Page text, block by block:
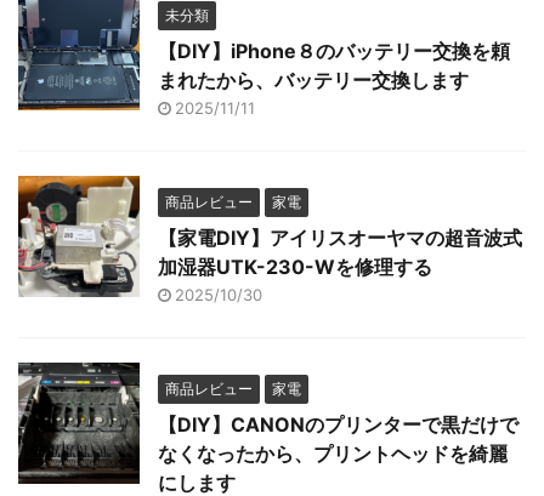
未分類
【DIY】iPhone８のバッテリー交換を頼
まれたから、バッテリー交換します
2025/11/11
商品レビュー 家電
【家電DIY】アイリスオーヤマの超音波式
加湿器UTK-230-Wを修理する
2025/10/30
商品レビュー 家電
【DIY】CANONのプリンターで黒だけで
なくなったから、プリントヘッドを綺麗
にします